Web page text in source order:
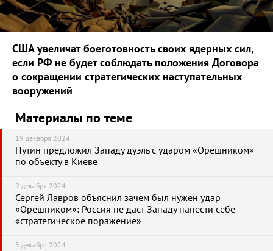
США увеличат боеготовность своих ядерных сил,
если РФ не будет соблюдать положения Договора
о сокращении стратегических наступательных
вооружений
Материалы по теме
19 декабря 2024
Путин предложил Западу дуэль с ударом «Орешником»
по объекту в Киеве
9 декабря 2024
Сергей Лавров объяснил зачем был нужен удар
«Орешником»: Россия не даст Западу нанести себе
«стратегическое поражение»
3 декабря 2024